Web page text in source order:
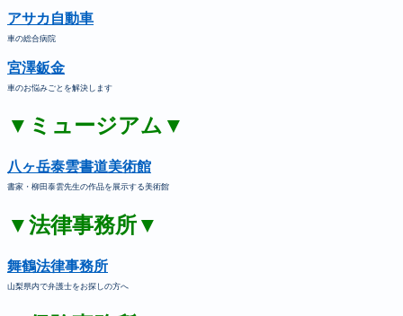
アサカ自動車
車の総合病院
宮澤鈑金
車のお悩みごとを解決します
▼ミュージアム▼
八ヶ岳泰雲書道美術館
書家・柳田泰雲先生の作品を展示する美術館
▼法律事務所▼
舞鶴法律事務所
山梨県内で弁護士をお探しの方へ